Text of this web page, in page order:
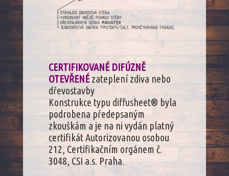
CERTIFIKOVANÉ DIFÚZNĚ
OTEVŘENÉzateplení zdiva nebo
dřevostavby
Konstrukce typu diffusheet® byla
podrobena předepsaným
zkouškám a je na ni vydán platný
certifikát Autorizovanou osobou
212, Certifikačním orgánem č.
3048, CSI a.s. Praha.